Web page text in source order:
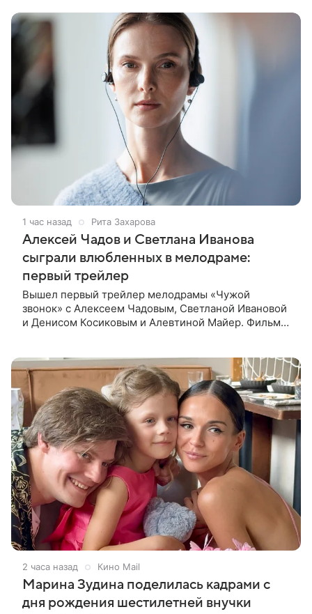
1 час назад Рита Захарова
Алексей Чадов и Светлана Иванова
сыграли влюбленных в мелодраме:
первый трейлер
Вышел первый трейлер мелодрамы «Чужой
звонок» с Алексеем Чадовым, Светланой Ивановой
и Денисом Косиковым и Алевтиной Майер. Фильм
2 часа назад Кино Mail
Марина Зудина поделилась кадрами с
дня рождения шестилетней внучки